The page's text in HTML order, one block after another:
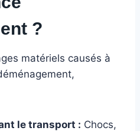
?
matériels causés à
le transport : Chocs,